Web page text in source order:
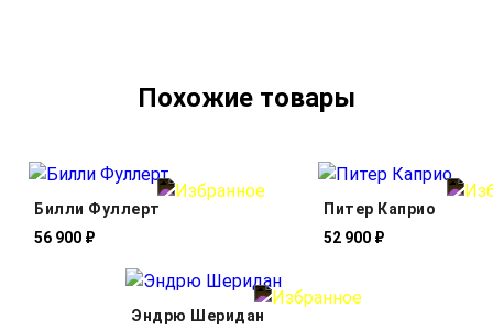
Похожие товары
Билли Фуллерт
56 900 ₽
Питер Каприо
52 900 ₽
Эндрю Шеридан